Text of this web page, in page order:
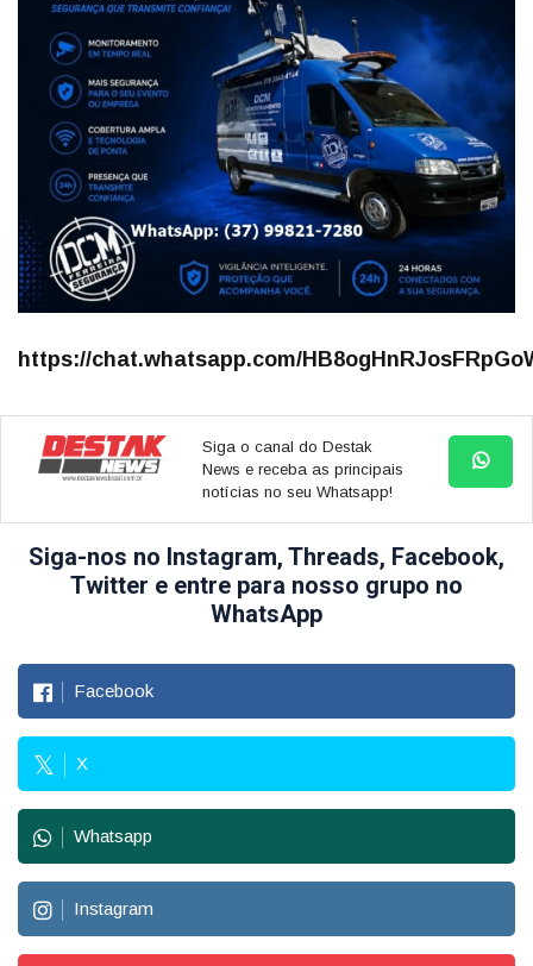
https://chat.whatsapp.com/
Siga o canal do Destak
News e receba as principais
notícias no seu Whatsapp!
Siga-nos no Instagram, Threads, Facebook,
Twitter e entre para nosso grupo no
WhatsApp
Facebook
X
Whatsapp
Instagram